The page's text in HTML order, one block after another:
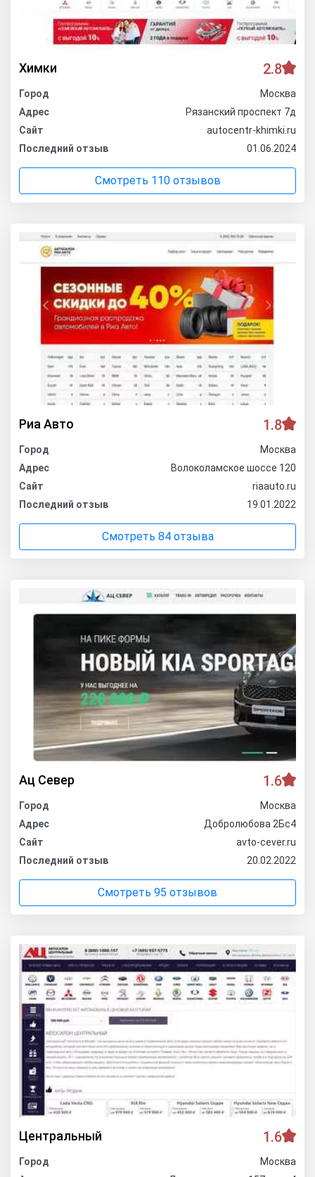
Химки 2.8
Город
Москва
Адрес
Рязанский проспект 7д
Сайт
autocentr-khimki.ru
Последний отзыв
01.06.2024
Смотреть 110 отзывов
Риа Авто 1.8
Город
Москва
Адрес
Волоколамское шоссе 120
Сайт
riaauto.ru
Последний отзыв
19.01.2022
Смотреть 84 отзыва
Ац Север 1.6
Город
Москва
Адрес
Добролюбова 2Бс4
Сайт
avto-cever.ru
Последний отзыв
20.02.2022
Смотреть 95 отзывов
Центральный 1.6
Город
Москва